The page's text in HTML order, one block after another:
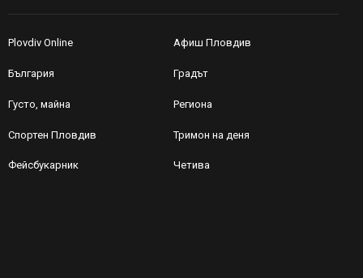
Plovdiv Online Афиш Пловдив
България Градът
Густо, майна Региона
Спортен Пловдив Тримон на деня
Фейсбукарник Четива